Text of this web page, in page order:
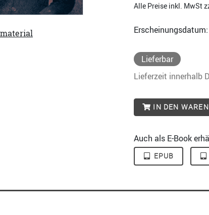
Alle Preise inkl. MwSt
Lieferbar
Lieferzeit innerhalb
IN DEN
Auch als E-Book
EPUB